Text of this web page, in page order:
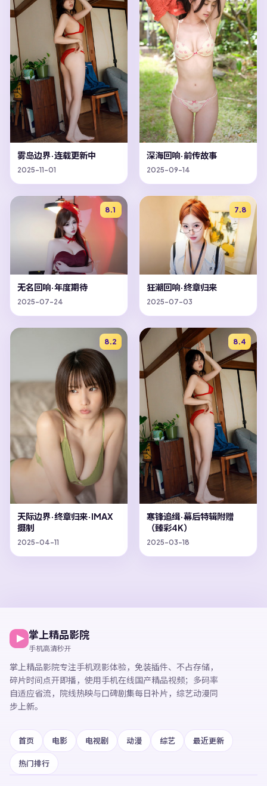
雾岛边界·连载更新中
2025-11-01
深海回响·前传故事
2025-09-14
8.1
无名回响·年度期待
2025-07-24
7.8
狂潮回响·终章归来
2025-07-03
8.2
天际边界·终章归来·IMAX
摄制
2025-04-11
8.4
寒锋追缉·幕后特辑附赠
（臻彩4K）
2025-03-18
掌上精品影院
手机高清秒开
掌上精品影院专注手机观影体验， 免装插件、不占存储，
碎片时间点开即播， 使用手机在线国产精品视频；多码率
自适应省流，院线热映与口碑剧集每日补片，综艺动漫同
步上新。
首页 电影 电视剧 动漫 综艺 最近更新
热门排行